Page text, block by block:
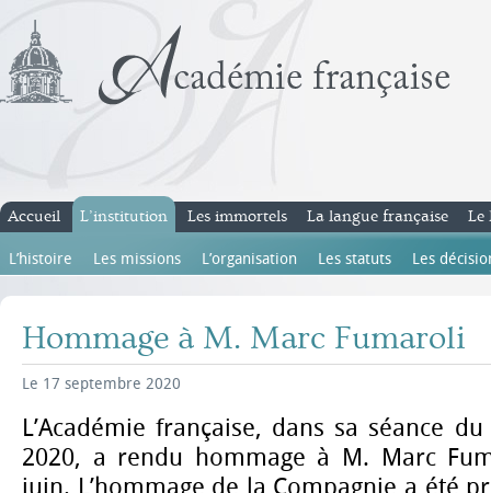
Accueil L’institution
L’histoire Les missions L’organisation Les statuts Les
Les immortels La langue française Le
Hommage à M. Marc Fumaroli
Le 17 septembre 2020
L’Académie française, dans sa séance
2020, a rendu hommage à M. Marc